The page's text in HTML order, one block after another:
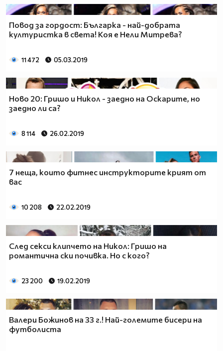
Повод за гордост: Българка - най-добрата
културистка в света! Коя е Нели Митрева?
11 472 05.03.2019
Ново 20: Гришо и Никол - заедно на Оскарите, но
заедно ли са?
8 114 26.02.2019
7 неща, които фитнес инструкторите крият от
вас
10 208 22.02.2019
След секси клипчето на Никол: Гришо на
романтична ски почивка. Но с кого?
23 200 19.02.2019
Валери Божинов на 33 г.! Най-големите бисери на
футболиста